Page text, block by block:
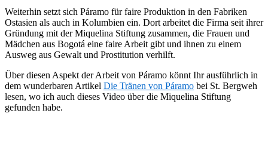
Weiterhin setzt sich Páramo für faire Produktion in den Fabriken
Ostasien als auch in Kolumbien ein. Dort arbeitet die Firma seit ihrer
Gründung mit der Miquelina Stiftung zusammen, die Frauen und
Mädchen aus Bogotá eine faire Arbeit gibt und ihnen zu einem
Ausweg aus Gewalt und Prostitution verhilft.
Über diesen Aspekt der Arbeit von Páramo könnt Ihr ausführlich in
dem wunderbaren Artikel Die Tränen von Páramo bei St. Bergweh
lesen, wo ich auch dieses Video über die Miquelina Stiftung
gefunden habe.